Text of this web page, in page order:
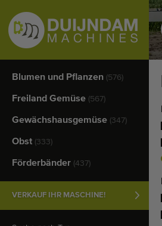
Blumen und Pflanzen (576)
Freiland Gemüse (567)
Gewächshausgemüse (347)
Obst (333)
Förderbänder (437)
VERKAUF IHR MASCHINE!